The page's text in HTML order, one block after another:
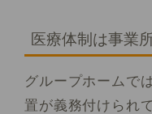
医療体制は事業
グループホームで
置が義務付けられ